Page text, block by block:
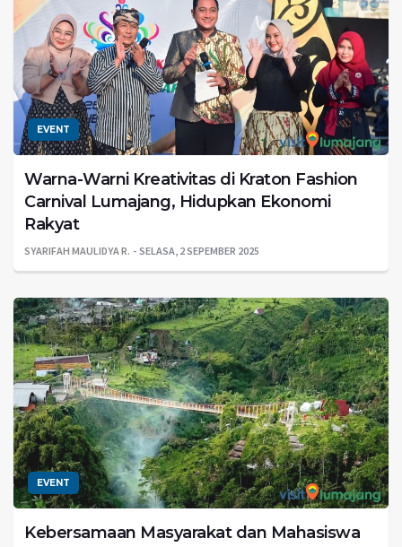
EVENT
Warna-Warni Kreativitas di Kraton Fashion
Carnival Lumajang, Hidupkan Ekonomi
Rakyat
SYARIFAH MAULIDYA R. SELASA, 2 SEPEMBER 2025
EVENT
Kebersamaan Masyarakat dan Mahasiswa